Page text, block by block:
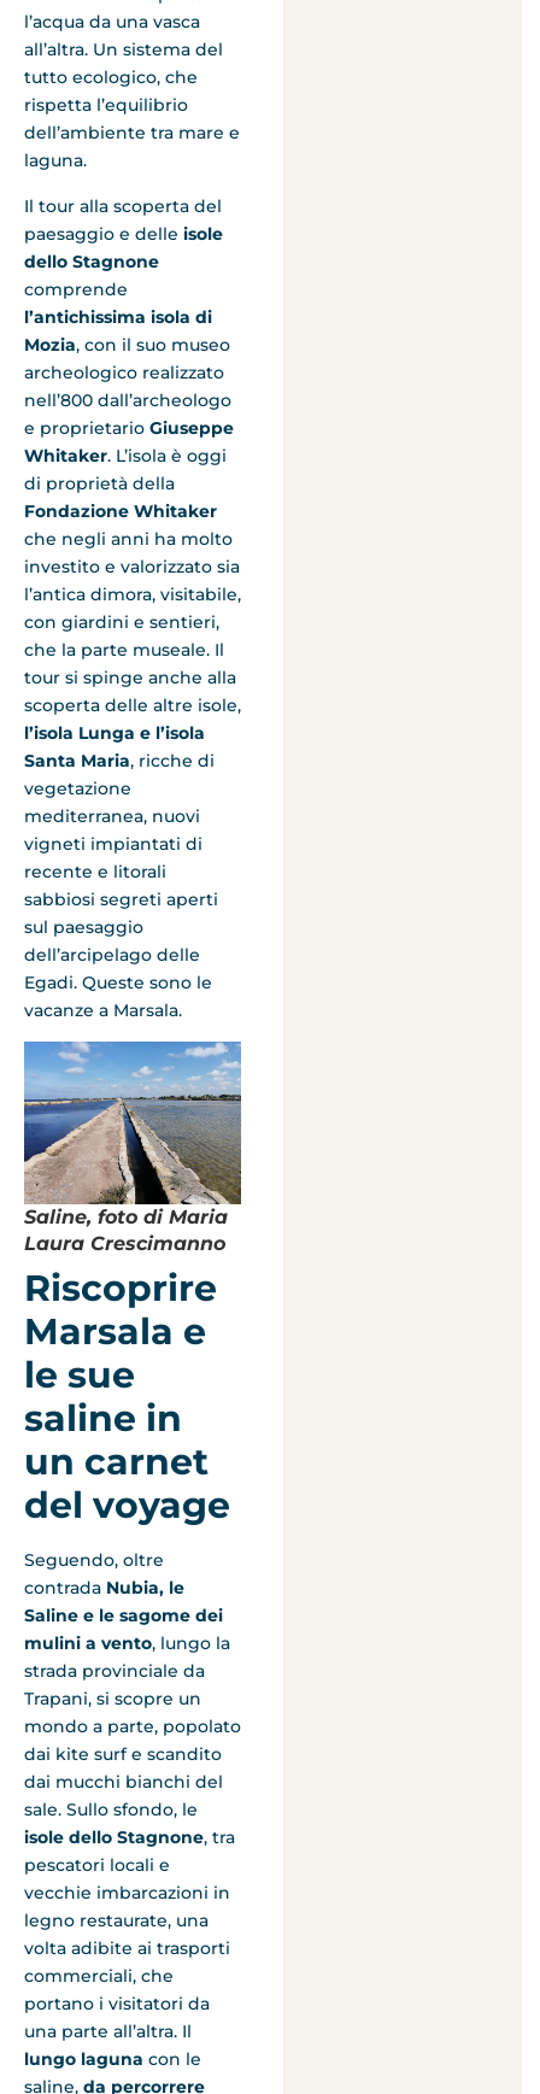
l’acqua da una vasca
all’altra. Un sistema del
tutto ecologico, che
rispetta l’equilibrio
dell’ambiente tra mare e
laguna.
Il tour alla scoperta del
paesaggio e delle isole
dello Stagnone
comprende
l’antichissima isola di
Mozia, con il suo museo
archeologico realizzato
nell’800 dall’archeologo
e proprietario Giuseppe
Whitaker. L’isola è oggi
di proprietà della
Fondazione Whitaker
che negli anni ha molto
investito e valorizzato sia
l’antica dimora, visitabile,
con giardini e sentieri,
che la parte museale. Il
tour si spinge anche alla
scoperta delle altre isole,
l’isola Lunga e l’isola
Santa Maria, ricche di
vegetazione
mediterranea, nuovi
vigneti impiantati di
recente e litorali
sabbiosi segreti aperti
sul paesaggio
dell’arcipelago delle
Egadi. Queste sono le
vacanze a Marsala.
Saline, foto di Maria
Laura Crescimanno
Riscoprire
Marsala e
le sue
saline in
un carnet
del voyage
Seguendo, oltre
contrada Nubia, le
Saline e le sagome dei
mulini a vento, lungo la
strada provinciale da
Trapani, si scopre un
mondo a parte, popolato
dai kite surf e scandito
dai mucchi bianchi del
sale. Sullo sfondo, le
isole dello Stagnone, tra
pescatori locali e
vecchie imbarcazioni in
legno restaurate, una
volta adibite ai trasporti
commerciali, che
portano i visitatori da
una parte all’altra. Il
lungo laguna con le
saline, da percorrere